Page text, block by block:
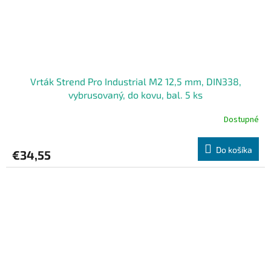
Vrták Strend Pro Industrial M2 12,5 mm, DIN338,
vybrusovaný, do kovu, bal. 5 ks
Dostupné
€34,55 Do košíka